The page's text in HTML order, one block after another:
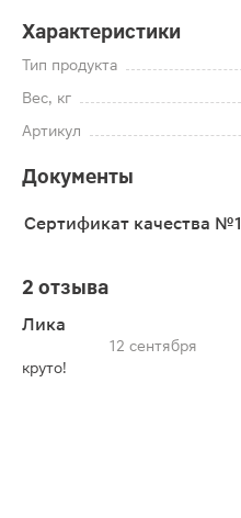
Характеристики
Тип продукта
Вес, кг
Артикул
Документы
Сертификат качества №1
2 отзыва
Лика
12 сентября
круто!